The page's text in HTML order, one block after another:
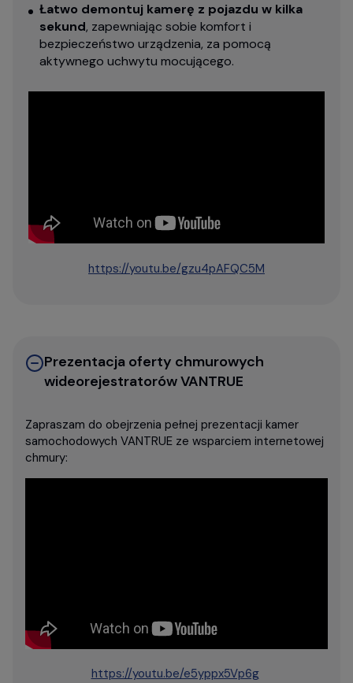
Łatwo demontuj kamerę z pojazdu w kilka
sekund, zapewniając sobie komfort i
bezpieczeństwo urządzenia, za pomocą
aktywnego uchwytu mocującego.
https://youtu.be/gzu4pAFQC5M
Prezentacja oferty chmurowych
wideorejestratorów VANTRUE
Zapraszam do obejrzenia pełnej prezentacji kamer
samochodowych VANTRUE ze wsparciem internetowej
chmury:
https://youtu.be/e5yppx5Vp6g